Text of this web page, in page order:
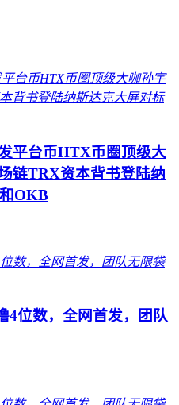
平台币HTX币圈顶级大
链TRX资本背书登陆纳
OKB
4位数，全网首发，团队